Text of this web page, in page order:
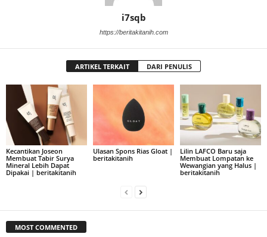
i7sqb
https://beritakitanih.com
ARTIKEL TERKAIT DARI PENULIS
Kecantikan Joseon
Membuat Tabir Surya
Mineral Lebih Dapat
Dipakai | beritakitanih
Ulasan Spons Rias Gloat |
beritakitanih
Lilin LAFCO Baru saja
Membuat Lompatan ke
Wewangian yang Halus |
beritakitanih
MOST COMMENTED